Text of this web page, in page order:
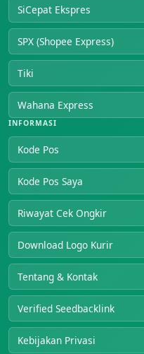
SiCepat Ekspres
SPX (Shopee Express)
Tiki
Wahana Express
INFORMASI
Kode Pos
Kode Pos Saya
Riwayat Cek Ongkir
Download Logo Kurir
Tentang & Kontak
Verified Seedbacklink
Kebijakan Privasi